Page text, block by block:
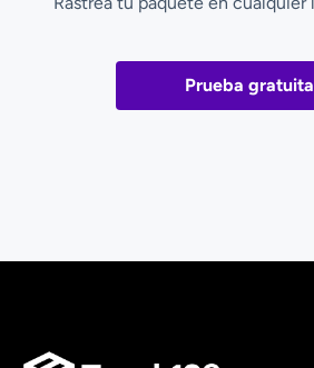
Prueba gratuita